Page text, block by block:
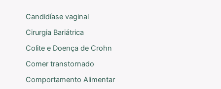
Candidíase vaginal
Cirurgia Bariátrica
Colite e Doença de Crohn
Comer transtornado
Comportamento Alimentar